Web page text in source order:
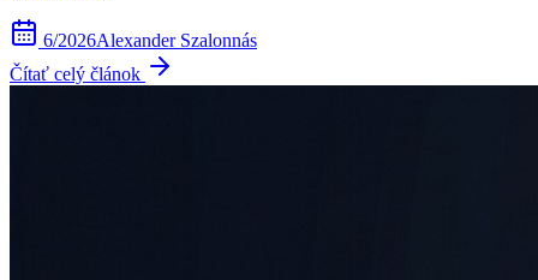
6/2026Alexander Szalonnás
Čítať celý článok